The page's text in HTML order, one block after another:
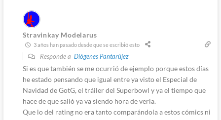
Stravinkay Modelarus
3 años han pasado desde que se escribió esto
Responde a Diógenes Pantarújez
Si es que también se me ocurrió de ejemplo porque estos días
he estado pensando que igual entre ya visto el Especial de
Navidad de GotG, el tráiler del Superbowl y ya el tiempo que
hace de que salió ya va siendo hora de verla.
Que lo del rating no era tanto comparándola a estos cómics ni